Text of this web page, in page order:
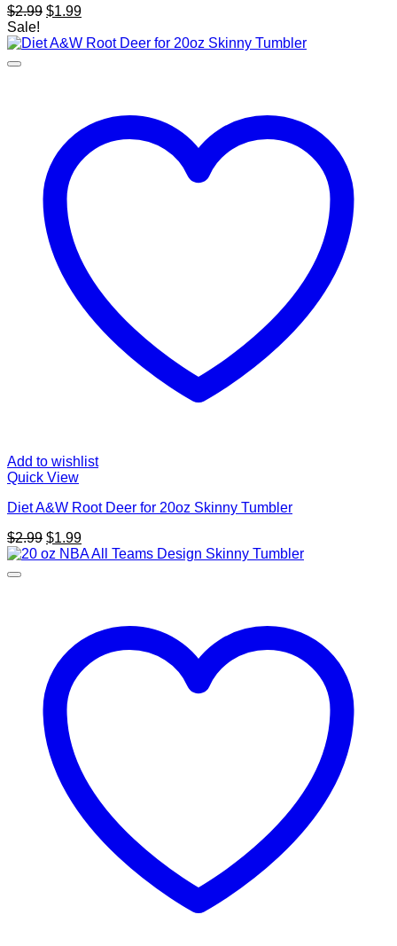
$2.99 Original
was:
$1.99Current
is:
Sale!
Add to wishlist
Quick View
Diet A&W Root Deer for 20oz Skinny Tumbler
$2.99 Original
price
$1.99Current
price